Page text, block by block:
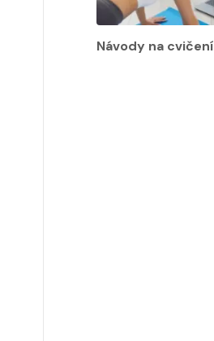
Návody na cvičení